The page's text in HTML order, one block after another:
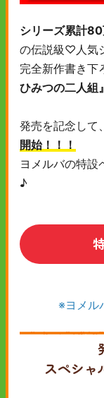
シリーズ累計
の伝説級♡人気
完全新作書き下
ひみつの二人組
発売を記念して、
開始！！！
ヨメルバの特設
♪
※ヨメル
スペシャ